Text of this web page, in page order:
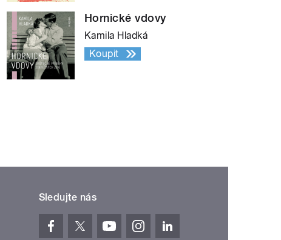
Hornické vdovy
Kamila Hladká
Koupit
Sledujte nás